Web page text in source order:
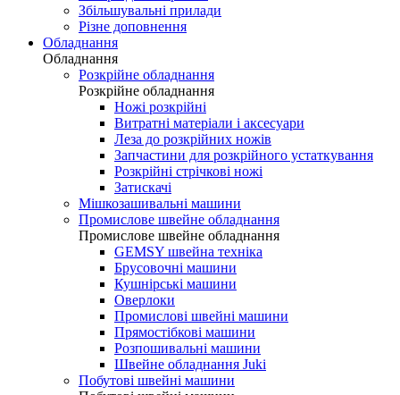
Збільшувальні прилади
Різне доповнення
Обладнання
Обладнання
Розкрійне обладнання
Розкрійне обладнання
Ножі розкрійні
Витратні матеріали і аксесуари
Леза до розкрійних ножів
Запчастини для розкрійного устаткування
Розкрійні стрічкові ножі
Затискачі
Мішкозашивальні машини
Промислове швейне обладнання
Промислове швейне обладнання
GEMSY швейна техніка
Брусовочні машини
Кушнірські машини
Оверлоки
Промислові швейні машини
Прямостібкові машини
Розпошивальні машини
Швейне обладнання Juki
Побутові швейні машини